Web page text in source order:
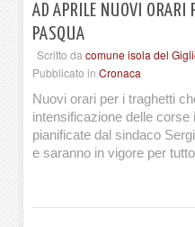
AD APRILE NUOVI ORARI
PASQUA
Scritto da comune isola del
Pubblicato in Cronaca
Nuovi orari per i traghetti
intensificazione delle
pianificate dal sindaco
e saranno in vigore per